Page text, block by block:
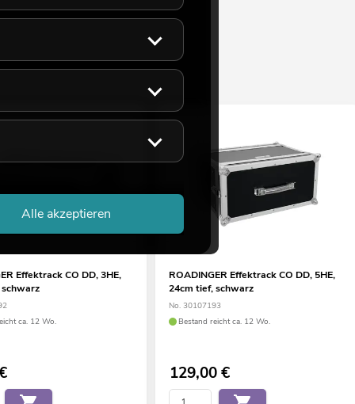
Effektrack CO DD, 3HE,
ca. 12 Wo.
ROADINGER Effektrack CO DD, 5HE,
24cm tief, schwarz
No. 30107193
Bestand reicht ca. 12 Wo.
129,00€
Alle akzeptieren